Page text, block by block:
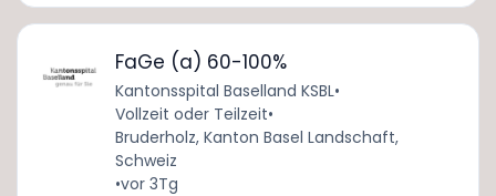
FaGe (a) 60-100%
Kantonsspital Baselland KSBL•
Vollzeit oder Teilzeit•
Bruderholz, Kanton Basel Landschaft,
Schweiz
•vor 3Tg